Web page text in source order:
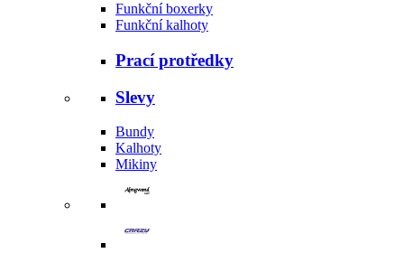
Funkční boxerky
Funkční kalhoty
Prací protředky
Slevy
Bundy
Kalhoty
Mikiny